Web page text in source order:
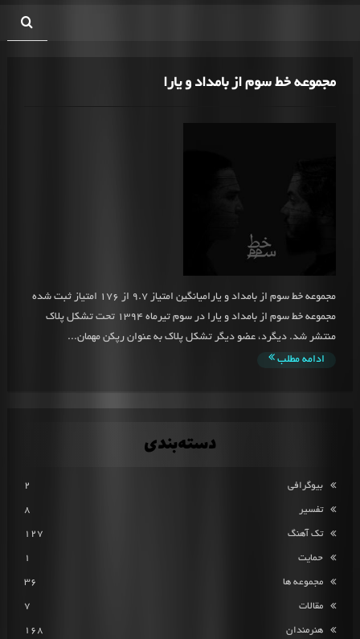
مجموعه خط سوم از بامداد و یارا
مجموعه خط سوم از بامداد و یارامیانگین امتیاز 9.7 از 176 امتیاز ثبت شده
مجموعه خط سوم از بامداد و یارا در سوم تیرماه 1394 تحت تشکل پلاک
منتشر شد. دیگرد، عضو دیگر تشکل پلاک به عنوان رپکن مهمان...
ادامه مطلب
دسته‌بندی
بیوگرافی 2
تفسیر 8
تک آهنگ 127
حمایت 1
مجموعه ها 36
مقالات 7
هنرمندان 168